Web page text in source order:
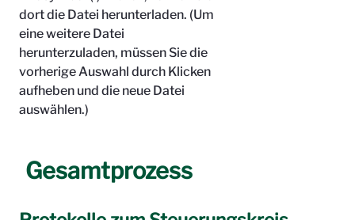
dort die Datei herunterladen. (Um
eine weitere Datei
herunterzuladen, müssen Sie die
vorherige Auswahl durch Klicken
aufheben und die neue Datei
auswählen.)
Gesamtprozess